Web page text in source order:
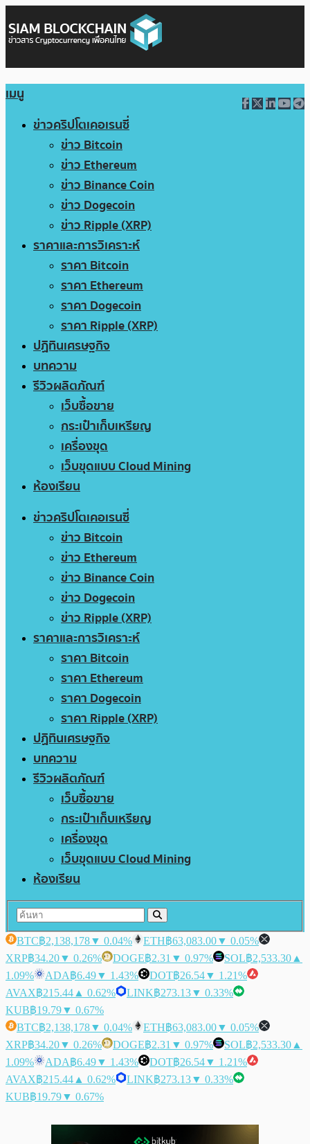
เมนู
ข่าวคริปโตเคอเรนซี่
ข่าว Bitcoin
ข่าว Ethereum
ข่าว Binance Coin
ข่าว Dogecoin
ข่าว Ripple (XRP)
ราคาและการวิเคราะห์
ราคา Bitcoin
ราคา Ethereum
ราคา Dogecoin
ราคา Ripple (XRP)
ปฏิทินเศรษฐกิจ
บทความ
รีวิวผลิตภัณฑ์
เว็บซื้อขาย
กระเป๋าเก็บเหรียญ
เครื่องขุด
เว็บขุดแบบ Cloud Mining
ห้องเรียน
ข่าวคริปโตเคอเรนซี่
ข่าว Bitcoin
ข่าว Ethereum
ข่าว Binance Coin
ข่าว Dogecoin
ข่าว Ripple (XRP)
ราคาและการวิเคราะห์
ราคา Bitcoin
ราคา Ethereum
ราคา Dogecoin
ราคา Ripple (XRP)
ปฏิทินเศรษฐกิจ
บทความ
รีวิวผลิตภัณฑ์
เว็บซื้อขาย
กระเป๋าเก็บเหรียญ
เครื่องขุด
เว็บขุดแบบ Cloud Mining
ห้องเรียน
BTC฿2,138,178▼ 0.04% ETH฿63,083.00▼ 0.05%
XRP฿34.20▼ 0.26% DOGE฿2.31 ▼ 0.97% SOL฿2,533.30 ▲
1.09%
ADA฿6.49▼ 1.43% DOT฿26.54▼ 1.21%
AVAX฿215.44 ▲ 0.62% LINK฿273.13▼ 0.33%
KUB฿19.79▼ 0.67%
BTC฿2,138,178▼ 0.04% ETH฿63,083.00▼ 0.05%
XRP฿34.20▼ 0.26% DOGE฿2.31 ▼ 0.97% SOL฿2,533.30 ▲
1.09%
ADA฿6.49▼ 1.43% DOT฿26.54▼ 1.21%
AVAX฿215.44 ▲ 0.62% LINK฿273.13▼ 0.33%
KUB฿19.79▼ 0.67%